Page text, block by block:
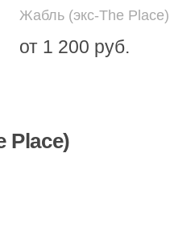
Жабль (экс-The Place)
от 1 200 руб.
Place)